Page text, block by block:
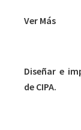
Ver Más
Diseñar e
de CIPA.